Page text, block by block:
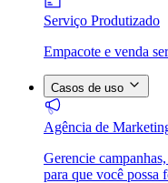
Serviço Produtizado
Empacote e venda
Casos de uso
Agência de
Gerencie
para que você possa